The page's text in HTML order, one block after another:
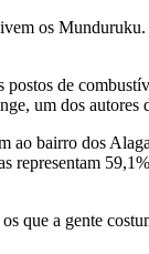
os
de
um dos
bairro dos
a gente